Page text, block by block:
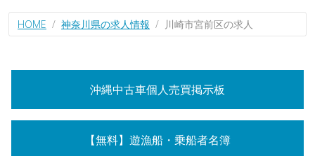
HOME 神奈川県の求人情報 川崎市宮前区の求人
沖縄中古車個人売買掲示板
【無料】遊漁船・乗船者名簿